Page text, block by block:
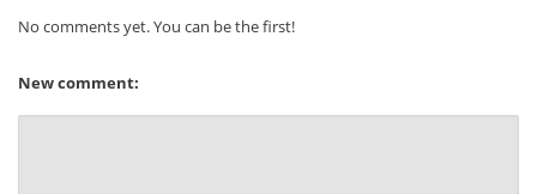
No comments yet. You can be the first!
New comment: